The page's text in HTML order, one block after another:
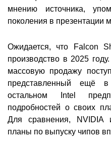
мнению источника,
поколения в презентации
Ожидается, что Falcon
производство в 2025
массовую продажу
представленный ещё
остальном Intel
подробностей о своих
Для сравнения, NVIDIA
планы по выпуску чипов